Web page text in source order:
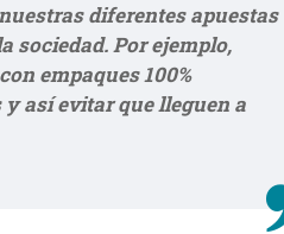
diferentes apuestas
sociedad. Por ejemplo,
empaques 100%
así evitar que lleguen a